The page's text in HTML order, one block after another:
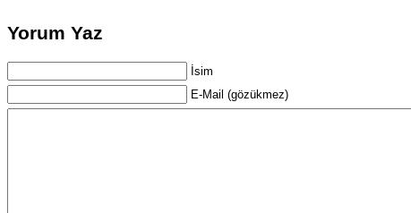
Yorum Yaz
İsim
E-Mail (gözükmez)